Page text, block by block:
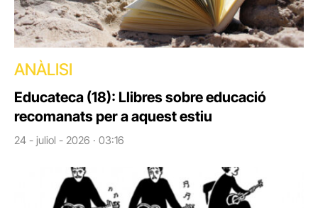
ANÀLISI
Educateca (18): Llibres sobre educació
recomanats per a aquest estiu
24 - juliol - 2026 · 03:16